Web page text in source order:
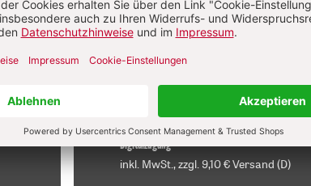
Ihr Plus: Zugriff auch auf alle anderen
Artikel im Abo-Bereich
2 Hefte + 2 Hefte digital 0,00 €
danach120,40 € für 7 Ausgaben pro Halbjahr +
Digitalzugang
inkl. MwSt., zzgl. 9,10 € Versand (D)